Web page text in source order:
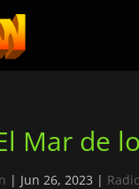
Mar de
| Jun 26, 2023 |